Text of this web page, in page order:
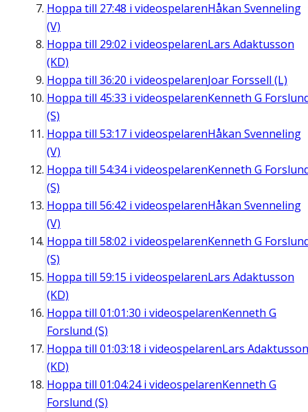
Hoppa till 27:48 i videospelarenHåkan Svenneling
(V)
Hoppa till 29:02 i videospelarenLars Adaktusson
(KD)
Hoppa till 36:20 i videospelarenJoar Forssell (L)
Hoppa till 45:33 i videospelarenKenneth G
(S)
Hoppa till 53:17 i videospelarenHåkan Svenneling
(V)
Hoppa till 54:34i videospelarenKenneth G
(S)
Hoppa till 56:42 i videospelarenHåkan Svenneling
(V)
Hoppa till 58:02 i videospelarenKenneth G
(S)
Hoppa till 59:15 i videospelarenLars Adaktusson
(KD)
Hoppa till 01:01:30 i videospelarenKenneth G
Forslund (S)
Hoppa till 01:03:18 i videospelarenLars Adaktusson
(KD)
Hoppa till 01:04:24i videospelarenKenneth G
Forslund (S)